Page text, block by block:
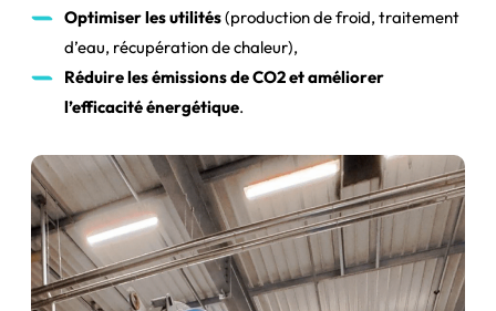
Optimiser les utilités(production de froid, traitement
d’eau, récupération de chaleur),
Réduire les émissions de CO2 et améliorer
l’efficacité énergétique.